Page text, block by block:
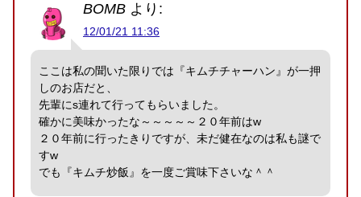
BOMB より:
12/01/21 11:36
ここは私の聞いた限りでは『キムチチャーハン』が一押
しのお店だと、
先輩にs連れて行ってもらいました。
確かに美味かったな～～～～～２０年前はw
２０年前に行ったきりですが、未だ健在なのは私も謎で
すw
でも『キムチ炒飯』を一度ご賞味下さいな＾＾